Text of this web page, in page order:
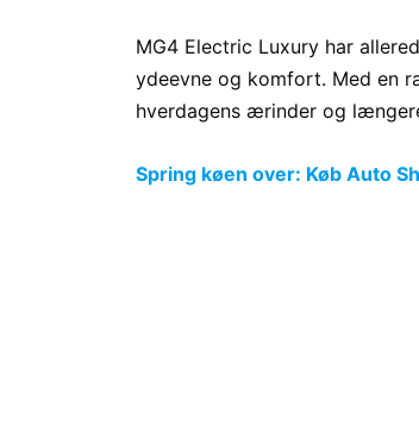
MG4 Electric Luxury har
ydeevne og komfort. Med en
hverdagens ærinder og
Spring køen over: Køb Auto